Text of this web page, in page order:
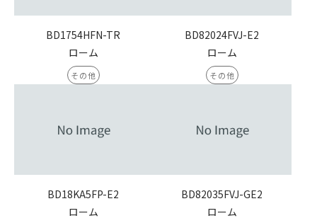
BD1754HFN-TR
ローム
その他
BD82024FVJ-E2
ローム
その他
BD18KA5FP-E2
ローム
BD82035FVJ-GE2
ローム